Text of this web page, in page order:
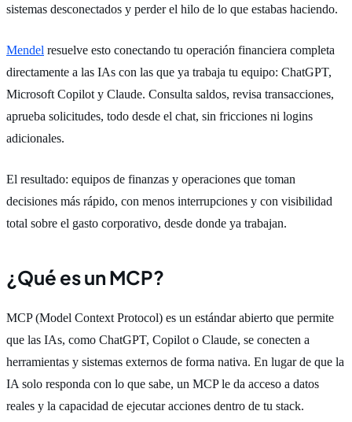
sistemas desconectados y perder el hilo de lo que estabas haciendo.
Mendel resuelve esto conectando tu operación financiera completa
directamente a las IAs con las que ya trabaja tu equipo: ChatGPT,
Microsoft Copilot y Claude. Consulta saldos, revisa transacciones,
aprueba solicitudes, todo desde el chat, sin fricciones ni logins
adicionales.
El resultado: equipos de finanzas y operaciones que toman
decisiones más rápido, con menos interrupciones y con visibilidad
total sobre el gasto corporativo, desde donde ya trabajan.
¿Qué es un MCP?
MCP (Model Context Protocol) es un estándar abierto que permite
que las IAs, como ChatGPT, Copilot o Claude, se conecten a
herramientas y sistemas externos de forma nativa. En lugar de que la
IA solo responda con lo que sabe, un MCP le da acceso a datos
reales y la capacidad de ejecutar acciones dentro de tu stack.